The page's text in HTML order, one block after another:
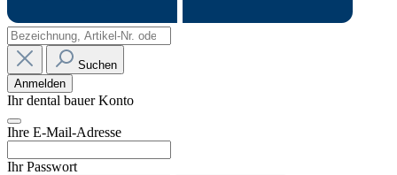
Suchen
Anmelden
Ihr dental bauer Konto
Ihre E-Mail-Adresse
Ihr Passwort